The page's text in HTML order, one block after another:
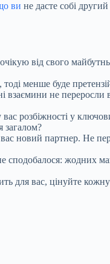
ви не дасте собі
від свого
менше буде
взаємини не
вас розбіжності у
загалом?
новий партнер. Не
жодних
для вас, цінуйте